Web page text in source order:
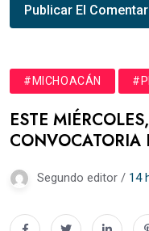
#MICHOACÁN
ESTE
CONVOCATORIA
Segundo editor / 14